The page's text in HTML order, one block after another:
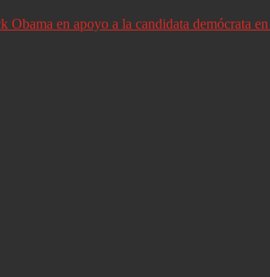
Obama en apoyo a la candidata demócrata